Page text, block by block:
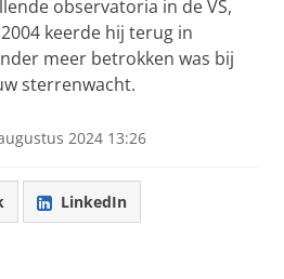
observatoria in de VS,
keerde hij terug in
meer betrokken was bij
sterrenwacht.
2024 13:26
LinkedIn